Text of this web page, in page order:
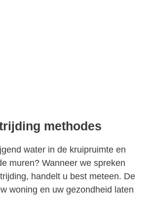
methodes
water in de kruipruimte en
muren? Wanneer we spreken
handelt u best meteen. De
woning en uw gezondheid laten